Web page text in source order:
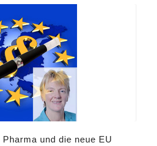
und die neue EU